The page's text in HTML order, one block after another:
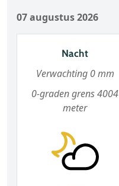
07 augustus 2026
Nacht
Verwachting 0 mm
0-graden grens 4004
meter